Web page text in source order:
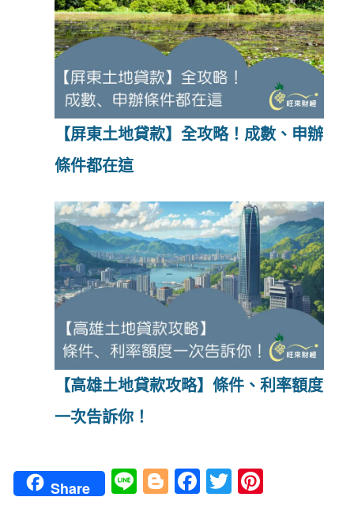
【屏東土地貸款】全攻略！成數、申辦
條件都在這
【高雄土地貸款攻略】條件、利率額度
一次告訴你！
Share
Li Bl Fa T